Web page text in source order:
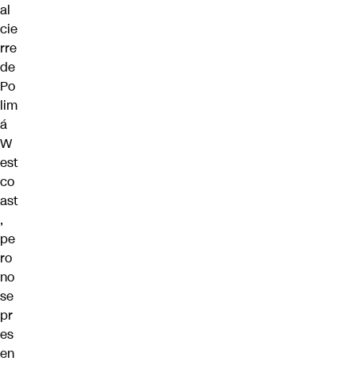
al
cie
rre
de
Po
lim
á
W
est
co
ast
,
pe
ro
no
se
pr
es
en